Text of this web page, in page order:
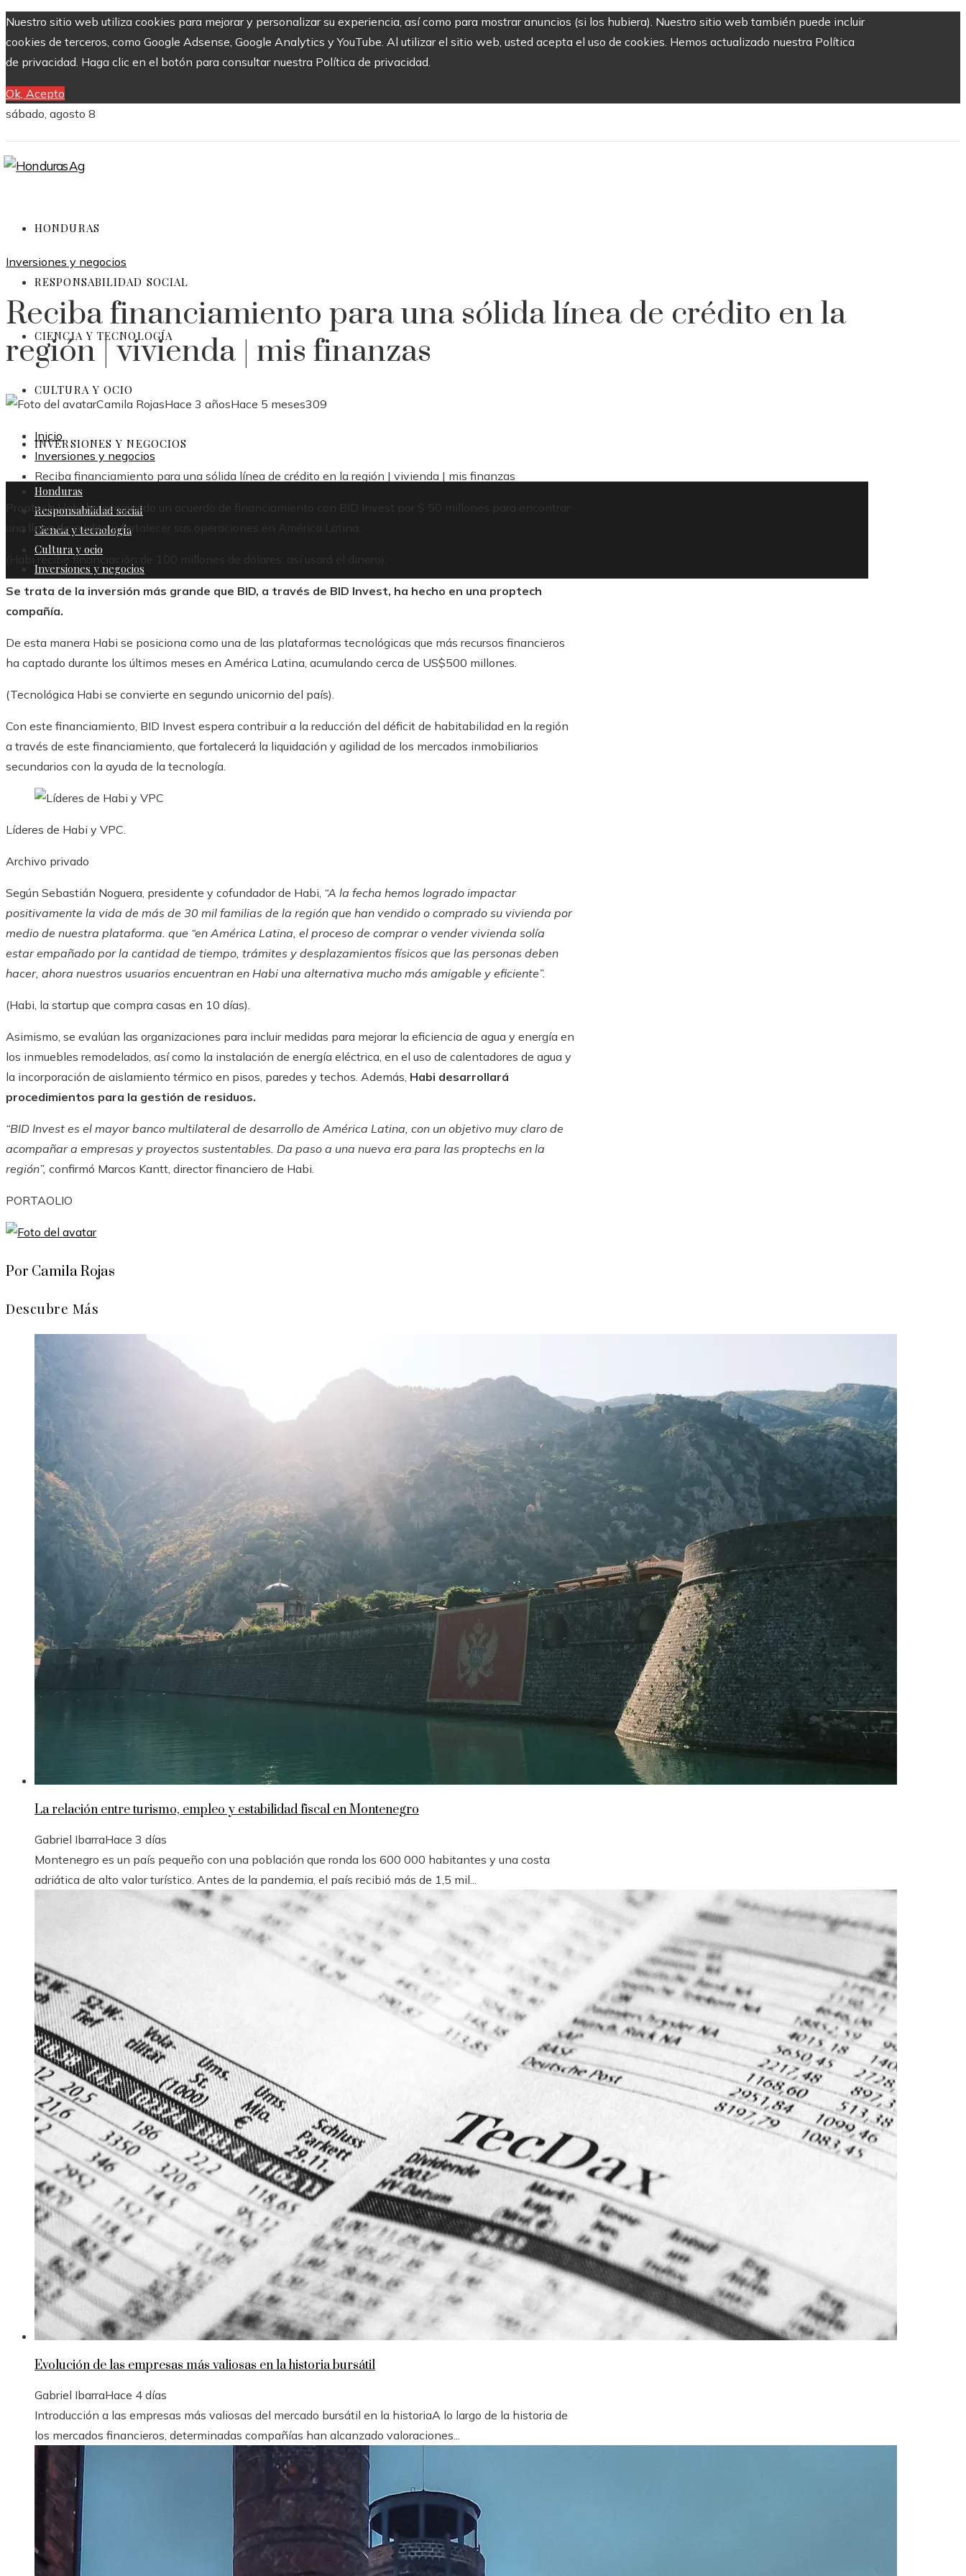
Nuestro sitio web utiliza cookies para mejorar y personalizar su experiencia, así como para mostrar anuncios (si los hubiera). Nuestro sitio web también puede incluir
cookies de terceros, como Google Adsense, Google Analytics y YouTube. Al utilizar el sitio web, usted acepta el uso de cookies. Hemos actualizado nuestra Política
de privacidad. Haga clic en el botón para consultar nuestra Política de privacidad.
Ok, Acepto
sábado, agosto 8
HONDURAS
RESPONSABILIDAD SOCIAL
CIENCIA Y TECNOLOGÍA
CULTURA Y OCIO
INVERSIONES Y NEGOCIOS
Honduras
Responsabilidad social
Ciencia y tecnología
Cultura y ocio
Inversiones y negocios
Inversiones y negocios
Reciba financiamiento para una sólida línea de crédito en la
región | vivienda | mis finanzas
Camila RojasHace 3 añosHace 5 meses309
Inicio
Inversiones y negocios
Reciba financiamiento para una sólida línea de crédito en la región | vivienda | mis finanzas
Proptech Habi ha asegurado un acuerdo de financiamiento con BID Invest por $ 50 millones para encontrar
una línea de crédito y fortalecer sus operaciones en América Latina.
(Habi recibe financiación de 100 millones de dólares: así usará el dinero).
Se trata de la inversión más grande que BID, a través de BID Invest, ha hecho en una proptech
compañía.
De esta manera Habi se posiciona como una de las plataformas tecnológicas que más recursos financieros
ha captado durante los últimos meses en América Latina, acumulando cerca de US$500 millones.
(Tecnológica Habi se convierte en segundo unicornio del país).
Con este financiamiento, BID Invest espera contribuir a la reducción del déficit de habitabilidad en la región
a través de este financiamiento, que fortalecerá la liquidación y agilidad de los mercados inmobiliarios
secundarios con la ayuda de la tecnología.
Líderes de Habi y VPC.
Archivo privado
Según Sebastián Noguera, presidente y cofundador de Habi, “A la fecha hemos logrado impactar
positivamente la vida de más de 30 mil familias de la región que han vendido o comprado su vivienda por
medio de nuestra plataforma. que “en América Latina, el proceso de comprar o vender vivienda solía
estar empañado por la cantidad de tiempo, trámites y desplazamientos físicos que las personas deben
hacer, ahora nuestros usuarios encuentran en Habi una alternativa mucho más amigable y eficiente”.
(Habi, la startup que compra casas en 10 días).
Asimismo, se evalúan las organizaciones para incluir medidas para mejorar la eficiencia de agua y energía en
los inmuebles remodelados, así como la instalación de energía eléctrica, en el uso de calentadores de agua y
la incorporación de aislamiento térmico en pisos, paredes y techos. Además, Habi desarrollará
procedimientos para la gestión de residuos.
“BID Invest es el mayor banco multilateral de desarrollo de América Latina, con un objetivo muy claro de
acompañar a empresas y proyectos sustentables. Da paso a una nueva era para las proptechs en la
región”, confirmó Marcos Kantt, director financiero de Habi.
PORTAOLIO
Por Camila Rojas
Descubre Más
La relación entre turismo, empleo y estabilidad fiscal en Montenegro
Gabriel IbarraHace 3 días
Montenegro es un país pequeño con una población que ronda los 600 000 habitantes y una costa
adriática de alto valor turístico. Antes de la pandemia, el país recibió más de 1,5 mil...
Evolución de las empresas más valiosas en la historia bursátil
Gabriel IbarraHace 4 días
Introducción a las empresas más valiosas del mercado bursátil en la historiaA lo largo de la historia de
los mercados financieros, determinadas compañías han alcanzado valoraciones...